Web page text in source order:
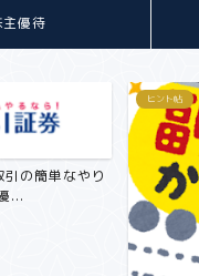
主優待
の簡単なやり
...
ヒント帖